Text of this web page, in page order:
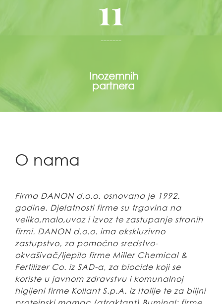
11
-------
Inozemnih
partnera
O nama
Firma DANON d.o.o. osnovana je 1992.
godine. Djelatnosti firme su trgovina na
veliko,malo,uvoz i izvoz te zastupanje stranih
firmi. DANON d.o.o. ima ekskluzivno
zastupstvo, za pomoćno sredstvo-
okvašivač/ljepilo firme Miller Chemical &
Fertilizer Co. iz SAD-a, za biocide koji se
koriste u javnom zdravstvu i komunalnoj
higijeni firme Kollant S.p.A. iz Italije te za biljni